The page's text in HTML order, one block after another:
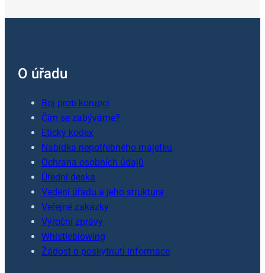
O úřadu
Boj proti korupci
Čím se zabýváme?
Etický kodex
Nabídka nepotřebného majetku
Ochrana osobních údajů
Úřední deska
Vedení úřadu a jeho struktura
Veřejné zakázky
Výroční zprávy
Whistleblowing
Žádost o poskytnutí informace